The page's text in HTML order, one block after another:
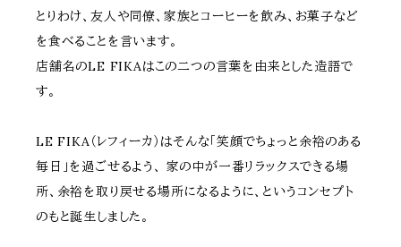
とりわけ、友人や同僚、家族とコーヒーを飲み、お菓子など
を食べることを言います。
店舗名のLE FIKAはこの二つの言葉を由来とした造語で
す。
LE FIKA（レフィーカ）はそんな「笑顔でちょっと余裕のある
毎日」を過ごせるよう、 家の中が一番リラックスできる場
所、余裕を取り戻せる場所になるように、というコンセプト
のもと誕生しました。